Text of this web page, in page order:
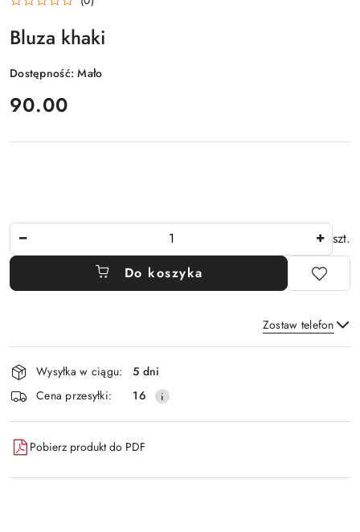
Bluza khaki
Dostępność:Mało
cena:
90.00
szt.
Do koszyka
Zostaw telefon
Wyślij
Dostępność
i
dostawa
Wysyłka w ciągu:
5 dni
Cena przesyłki:
16
Pobierz produkt do PDF